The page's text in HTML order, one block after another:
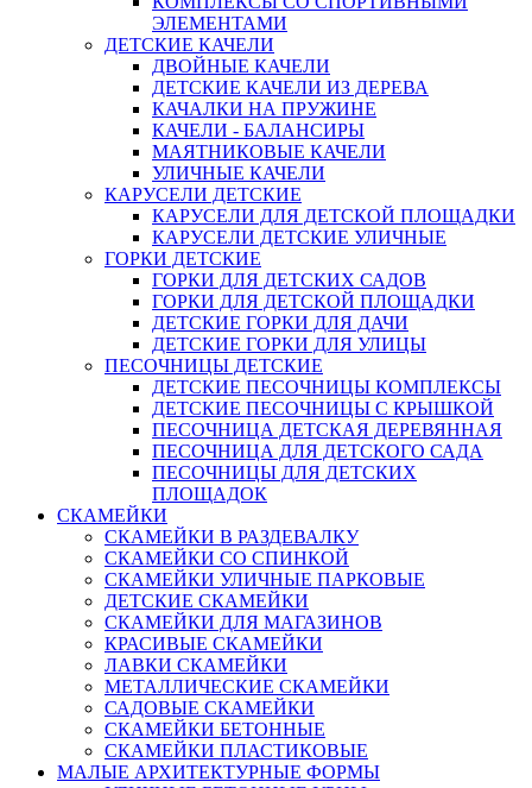
ЭЛЕМЕНТАМИ
ДЕТСКИЕ КАЧЕЛИ
ДВОЙНЫЕ КАЧЕЛИ
ДЕТСКИЕ КАЧЕЛИ ИЗ ДЕРЕВА
КАЧАЛКИ НА ПРУЖИНЕ
КАЧЕЛИ - БАЛАНСИРЫ
МАЯТНИКОВЫЕ КАЧЕЛИ
УЛИЧНЫЕ КАЧЕЛИ
КАРУСЕЛИ ДЕТСКИЕ
КАРУСЕЛИ ДЛЯ ДЕТСКОЙ ПЛОЩАДКИ
КАРУСЕЛИ ДЕТСКИЕ УЛИЧНЫЕ
ГОРКИ ДЕТСКИЕ
ГОРКИ ДЛЯ ДЕТСКИХ САДОВ
ГОРКИ ДЛЯ ДЕТСКОЙ ПЛОЩАДКИ
ДЕТСКИЕ ГОРКИ ДЛЯ ДАЧИ
ДЕТСКИЕ ГОРКИ ДЛЯ УЛИЦЫ
ПЕСОЧНИЦЫ ДЕТСКИЕ
ДЕТСКИЕ ПЕСОЧНИЦЫ КОМПЛЕКСЫ
ДЕТСКИЕ ПЕСОЧНИЦЫ С КРЫШКОЙ
ПЕСОЧНИЦА ДЕТСКАЯ ДЕРЕВЯННАЯ
ПЕСОЧНИЦА ДЛЯ ДЕТСКОГО САДА
ПЕСОЧНИЦЫ ДЛЯ ДЕТСКИХ
ПЛОЩАДОК
СКАМЕЙКИ
СКАМЕЙКИ В РАЗДЕВАЛКУ
СКАМЕЙКИ СО СПИНКОЙ
СКАМЕЙКИ УЛИЧНЫЕ ПАРКОВЫЕ
ДЕТСКИЕ СКАМЕЙКИ
СКАМЕЙКИ ДЛЯ МАГАЗИНОВ
КРАСИВЫЕ СКАМЕЙКИ
ЛАВКИ СКАМЕЙКИ
МЕТАЛЛИЧЕСКИЕ СКАМЕЙКИ
САДОВЫЕ СКАМЕЙКИ
СКАМЕЙКИ БЕТОННЫЕ
СКАМЕЙКИ ПЛАСТИКОВЫЕ
МАЛЫЕ АРХИТЕКТУРНЫЕ ФОРМЫ